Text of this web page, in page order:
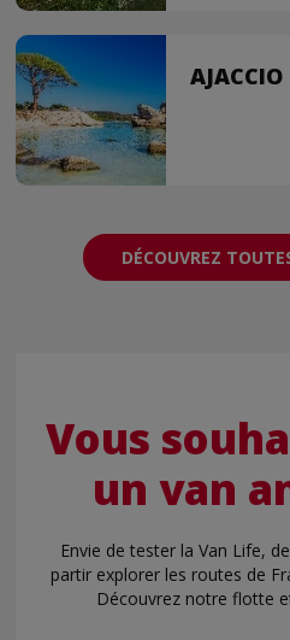
AJACCIO
DÉCOUVREZ
Vous
un van
Envie de tester la Van Life,
partir explorer les routes de
Découvrez notre flotte